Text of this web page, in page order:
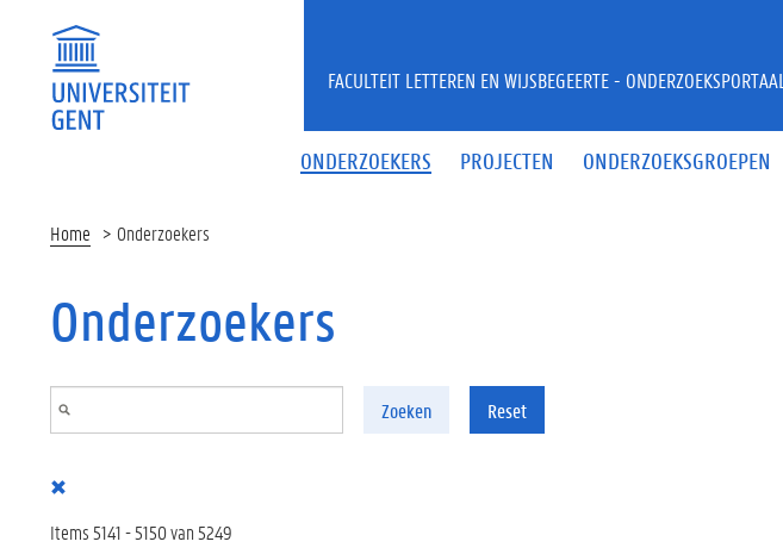
ONDERZOEKERS PROJECTEN ONDERZOEKSGROEPEN
FACULTEIT LETTEREN EN WIJSBEGEERTE - ONDERZOEKSPORTAAL
Home Onderzoekers
Onderzoekers
Zoeken Reset
Items 5141 - 5150 van 5249